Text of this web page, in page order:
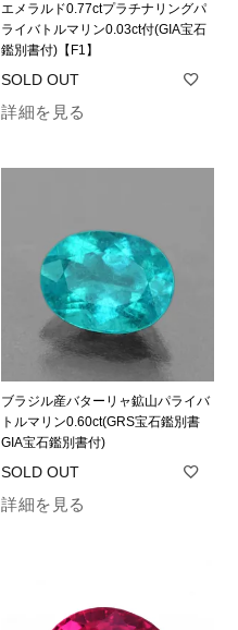
エメラルド0.77ctプラチナリングパ
ライバトルマリン0.03ct付(GIA宝石
鑑別書付)【F1】
詳細を見る
ブラジル産バターリャ鉱山パライバ
トルマリン0.60ct(GRS宝石鑑別書
GIA宝石鑑別書付)
詳細を見る